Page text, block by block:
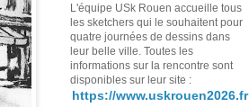
L'équipe USk Rouen accueille tous
les sketchers qui le souhaitent pour
quatre journées de dessins dans
leur belle ville. Toutes les
informations sur la rencontre sont
disponibles sur leur site :
https://www.uskrouen2026.fr